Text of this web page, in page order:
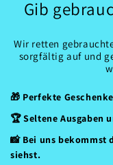
Gib
Wir retten
sorgfältig auf und
🎁 Perfekte Geschenke
🏆 Seltene Ausgaben
📸 Bei uns bekommst
siehst.